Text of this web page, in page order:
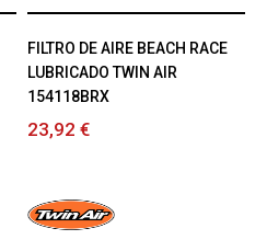
FILTRO DE AIRE BEACH RACE
LUBRICADO TWIN AIR
154118BRX
23,92 €